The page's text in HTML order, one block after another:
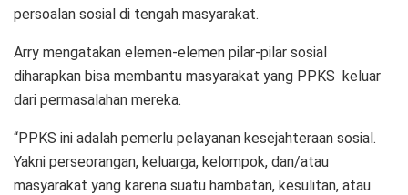
persoalan sosial di tengah masyarakat.
Arry mengatakan elemen-elemen pilar-pilar sosial
diharapkan bisa membantu masyarakat yang PPKS keluar
dari permasalahan mereka.
“PPKS ini adalah pemerlu pelayanan kesejahteraan sosial.
Yakni perseorangan, keluarga, kelompok, dan/atau
masyarakat yang karena suatu hambatan, kesulitan, atau